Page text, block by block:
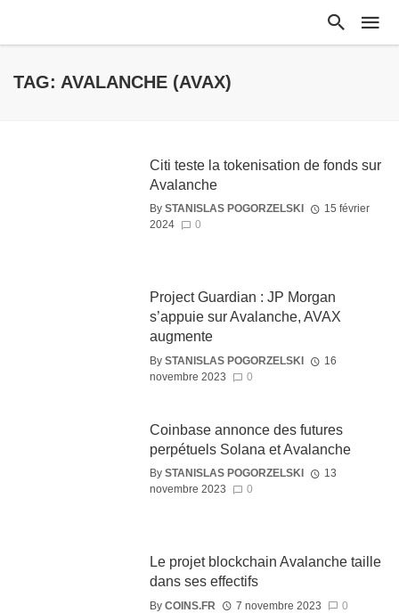
TAG: AVALANCHE (AVAX)
Citi teste la tokenisation de fonds sur
Avalanche
By STANISLAS POGORZELSKI
15 février
2024
0
Project Guardian : JP Morgan
s’appuie sur Avalanche, AVAX
augmente
By STANISLAS POGORZELSKI
16
novembre 2023
0
Coinbase annonce des futures
perpétuels Solana et Avalanche
By STANISLAS POGORZELSKI
13
novembre 2023
0
Le projet blockchain Avalanche taille
dans ses effectifs
By COINS.FR 7 novembre 2023 0